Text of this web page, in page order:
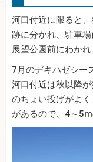
河口付近に限ると
跡に分かれ、駐車
展望公園前にわかれ
7月のデキハゼシー
河口付近は秋以降
のちょい投げがよ
があるので、4～5m